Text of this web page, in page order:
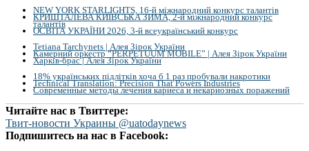
NEW YORK STARLIGHTS, 16-й міжнародний конкурс талантів
КРИШТАЛЕВА КИЇВСЬКА ЗИМА, 2-й міжнародний конкурс
талантів
ОСВІТА УКРАЇНИ 2026, 3-й всеукраїнський конкурс
Tetiana Tarchynets | Алея Зірок України
Камерний оркестр “PERPETUUM MOBILE” | Алея Зірок України
Харків-брас | Алея Зірок України
18% українських підлітків хоча б 1 раз пробували накротики
Technical Translation: Precision That Powers Industries
Современные методы лечения кариеса и некариозных поражений
Читайте нас в Твиттере:
Твит-новости Украины @uatodaynews
Подпишитесь на нас в Facebook: